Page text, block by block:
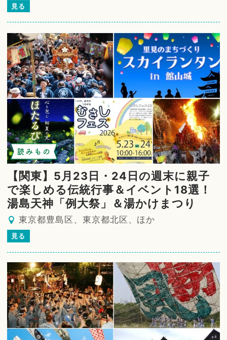
見る
読みもの
【関東】5月23日・24日の週末に親子
で楽しめる伝統行事＆イベント18選！
湯島天神「例大祭」＆湯かけまつり
東京都豊島区、東京都北区、ほか
見る